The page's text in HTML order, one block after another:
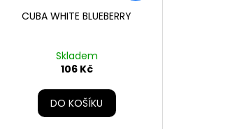
CUBA WHITE BLUEBERRY
Skladem
106 Kč
DO KOŠÍKU